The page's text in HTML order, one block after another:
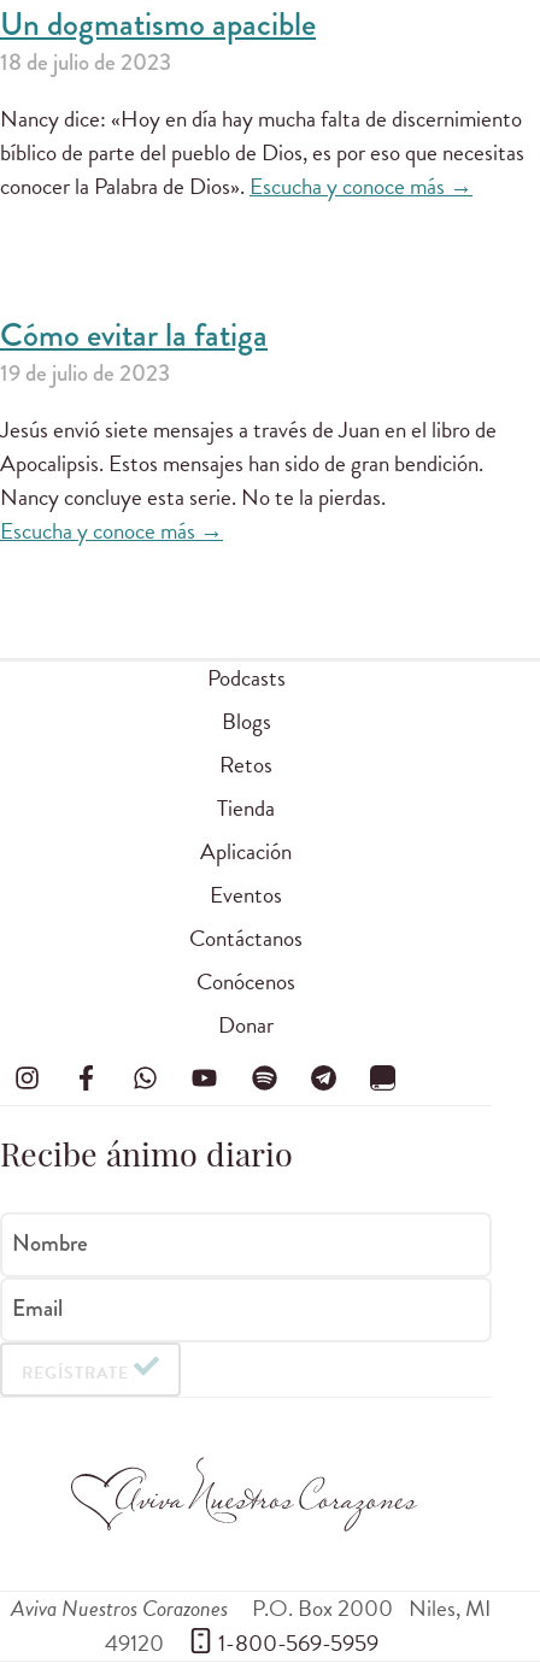
Un dogmatismo apacible
18 de julio de 2023
Nancy dice: «Hoy en día hay mucha falta de discernimiento
bíblico de parte del pueblo de Dios, es por eso que necesitas
conocer la Palabra de Dios».Escucha y conoce más →
Cómo evitar la fatiga
19 de julio de 2023
Jesús envió siete mensajes a través de Juan en el libro de
Apocalipsis. Estos mensajes han sido de gran bendición.
Nancy concluye esta serie. No te la pierdas.
Escucha y conoce más →
Podcasts
Blogs
Retos
Tienda
Aplicación
Eventos
Contáctanos
Conócenos
Donar
Recibe ánimo diario
Nombre
Email
REGÍSTRATE
Aviva Nuestros Corazones P.O. Box 2000 Niles,MI
49120
1-800-569-5959